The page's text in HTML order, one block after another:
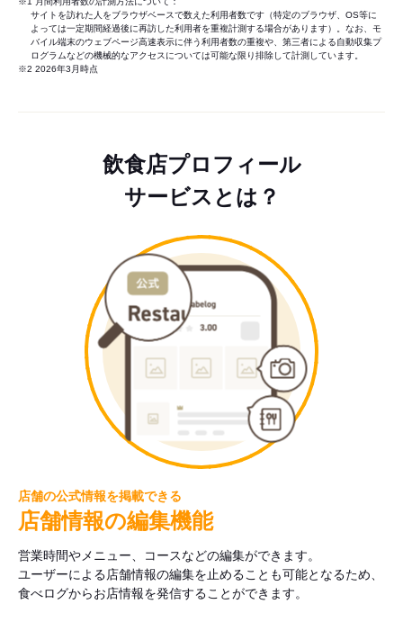
サイトを訪れた人をブラウザベースで数えた利用者数です（特定のブラウザ、OS等に
よっては一定期間経過後に再訪した利用者を重複計測する場合があります）。なお、モ
バイル端末のウェブページ高速表示に伴う利用者数の重複や、第三者による自動収集プ
ログラムなどの機械的なアクセスについては可能な限り排除して計測しています。
※2 2026年3月時点
飲食店プロフィール
サービスとは？
店舗の公式情報を掲載できる
店舗情報の編集機能
営業時間やメニュー、コースなどの編集ができます。
ユーザーによる店舗情報の編集を止めることも可能となるため、
食べログからお店情報を発信することができます。